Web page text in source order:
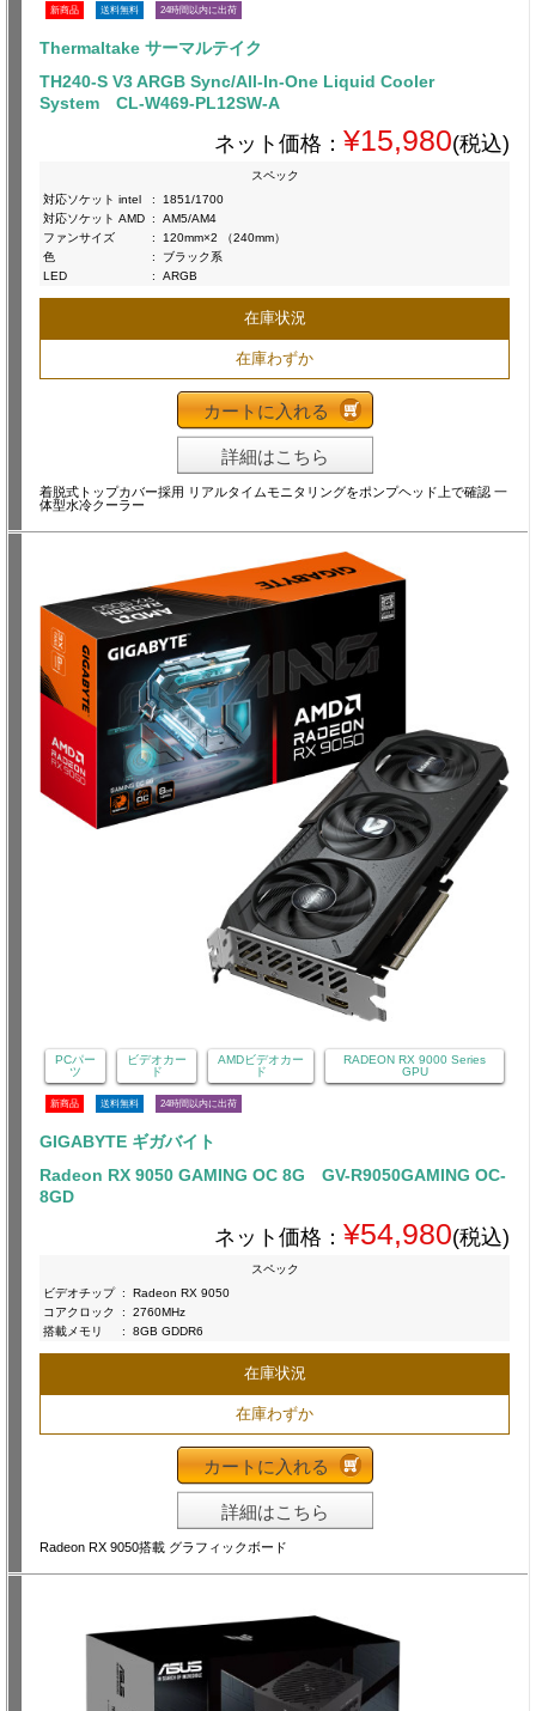
新商品 送料無料 24時間以内に出荷
Thermaltake サーマルテイク
TH240-S V3 ARGB Sync/All-In-One Liquid Cooler
System CL-W469-PL12SW-A
ネット価格： ¥15,980(税込)
スペック
対応ソケット intel
:
1851/1700
対応ソケット AMD :
AM5/AM4
ファンサイズ
:
120mm×2 （240mm）
色
:
ブラック系
LED
: ARGB
在庫状況
在庫わずか
カートに入れる
詳細はこちら
着脱式トップカバー採用 リアルタイムモニタリングをポンプヘッド上で確認 一
体型水冷クーラー
PCパー
ツ
ビデオカー
ド
AMDビデオカー
ド
RADEON RX 9000 Series
GPU
新商品 送料無料 24時間以内に出荷
GIGABYTE ギガバイト
Radeon RX 9050 GAMING OC 8G GV-R9050GAMING OC-
8GD
ネット価格： ¥54,980(税込)
スペック
ビデオチップ :
Radeon RX 9050
コアクロック
:
2760MHz
搭載メモリ
: 8GB GDDR6
在庫状況
在庫わずか
カートに入れる
詳細はこちら
Radeon RX 9050搭載 グラフィックボード